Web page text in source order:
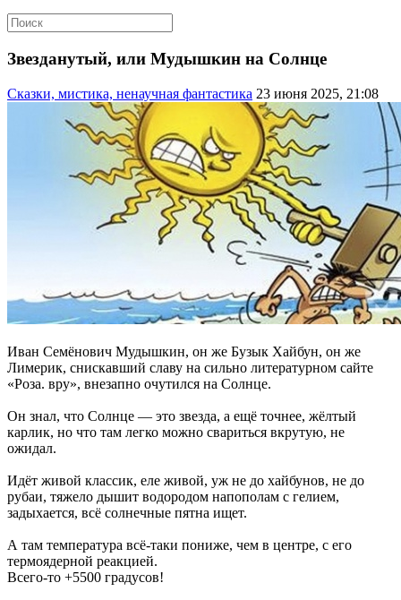
Звезданутый, или Мудышкин на Солнце
Сказки, мистика, ненаучная фантастика 23 июня 2025, 21:08
Иван Семёнович Мудышкин, он же Бузык Хайбун, он же
Лимерик, снискавший славу на сильно литературном сайте
«Роза. вру», внезапно очутился на Солнце.
Он знал, что Солнце — это звезда, а ещё точнее, жёлтый
карлик, но что там легко можно свариться вкрутую, не
ожидал.
Идёт живой классик, еле живой, уж не до хайбунов, не до
рубаи, тяжело дышит водородом напополам с гелием,
задыхается, всё солнечные пятна ищет.
А там температура всё-таки пониже, чем в центре, с его
термоядерной реакцией.
Всего-то +5500 градусов!